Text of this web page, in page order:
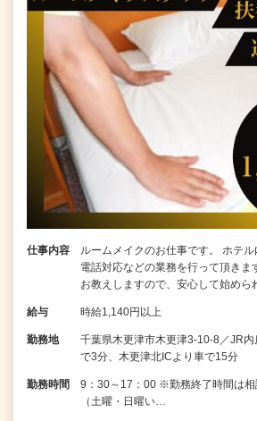
仕事内容
ルームメイクのお仕事です。 ホテ
電話対応などの業務を行って頂きま
お教えしますので、安心して始め
給与 時給1,140円以上
勤務地
千葉県木更津市木更津3-10-8／JR
で3分、木更津北ICより車で15分
勤務時間
9：30～17：00 ※勤務終了時間は相
（土曜・日曜い…